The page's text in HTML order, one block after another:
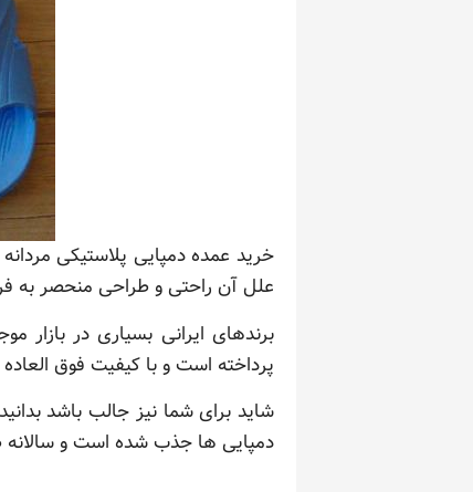
خرید عمده دمپایی پلاستیکی
علل آن راحتی و طراحی منحصر به
برندهای ایرانی بسیاری در بازار
پرداخته است و با کیفیت فوق
شاید برای شما نیز جالب باشد
دمپایی ها جذب شده است و